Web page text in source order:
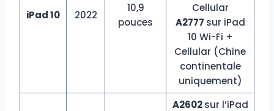
iPad 10 2022
10,9
pouces
Cellular
A2777 sur iPad
10 Wi-Fi +
Cellular (Chine
continentale
uniquement)
A2602sur l’iPad